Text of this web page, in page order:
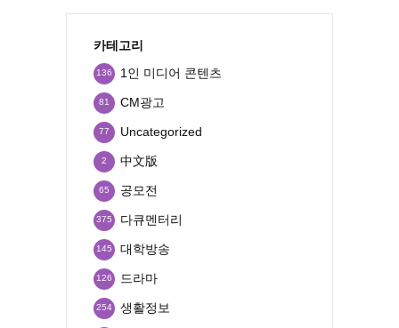
카테고리
1인 미디어 콘텐츠
136
CM광고
81
Uncategorized
77
中文版
2
공모전
65
다큐멘터리
375
대학방송
145
드라마
126
생활정보
254